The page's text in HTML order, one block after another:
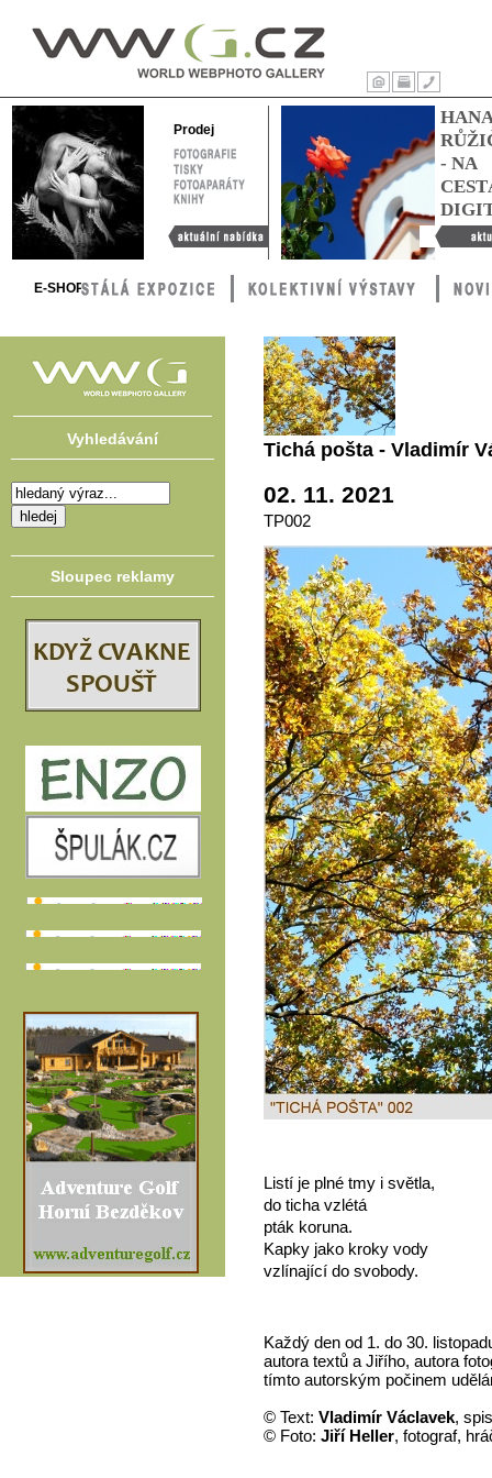
WWG – World
Webphoto
Gallery
ÚvodTisk Kontakty
Vyhledávání
Sloupec reklamy
Tichá pošta - Vladimír
02. 11. 2021
TP002
Listí je plné tmy i světla,
do ticha vzlétá
pták koruna.
Kapky jako kroky vody
vzlínající do svobody.
Každý den od 1. do 30.
autora textů a Jiřího, autora
tímto autorským počinem
© Text: Vladimír Václavek,
© Foto: Jiří Heller, fotograf,
Prodej
FOTOGRAFIE
TISKY
FOTOAPARÁTY
KNIHY
Aktuální nabídka
HANA
- NA
Hana
cestách
E-SHOP